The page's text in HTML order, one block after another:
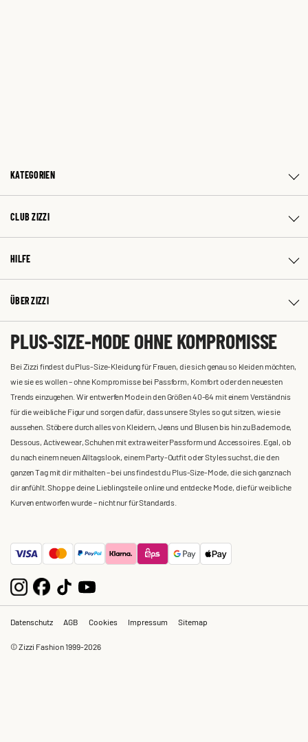
KATEGORIEN
CLUB ZIZZI
HILFE
ÜBER ZIZZI
PLUS-SIZE-MODE OHNE KOMPROMISSE
Bei Zizzi findest du Plus-Size-Kleidung für Frauen, die sich genau so kleiden möchten,
wie sie es wollen – ohne Kompromisse bei Passform, Komfort oder den neuesten
Trends einzugehen. Wir entwerfen Mode in den Größen 40-64 mit einem Verständnis
für die weibliche Figur und sorgen dafür, dass unsere Styles so gut sitzen, wie sie
aussehen. Stöbere durch alles von Kleidern, Jeans und Blusen bis hin zu Bademode,
Dessous, Activewear, Schuhen mit extra weiter Passform und Accessoires. Egal, ob
du nach einem neuen Alltagslook, einem Party-Outfit oder Styles suchst, die den
ganzen Tag mit dir mithalten – bei uns findest du Plus-Size-Mode, die sich ganz nach
dir anfühlt. Shoppe deine Lieblingsteile online und entdecke Mode, die für weibliche
Kurven entworfen wurde – nicht nur für Standards.
Datenschutz AGB Cookies Impressum Sitemap
© Zizzi Fashion 1999-2026